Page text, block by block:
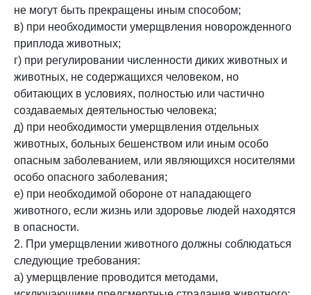
не могут быть прекращены иным способом;
в) при необходимости умерщвления новорожденного
приплода животных;
г) при регулировании численности диких животных и
животных, не содержащихся человеком, но
обитающих в условиях, полностью или частично
создаваемых деятельностью человека;
д) при необходимости умерщвления отдельных
животных, больных бешенством или иным особо
опасным заболеванием, или являющихся носителями
особо опасного заболевания;
е) при необходимой обороне от нападающего
животного, если жизнь или здоровье людей находятся
в опасности.
2. При умерщвлении животного должны соблюдаться
следующие требования:
а) умерщвление проводится методами,